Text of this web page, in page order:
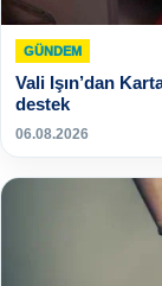
GÜNDEM
Vali Işın’dan
destek
06.08.2026